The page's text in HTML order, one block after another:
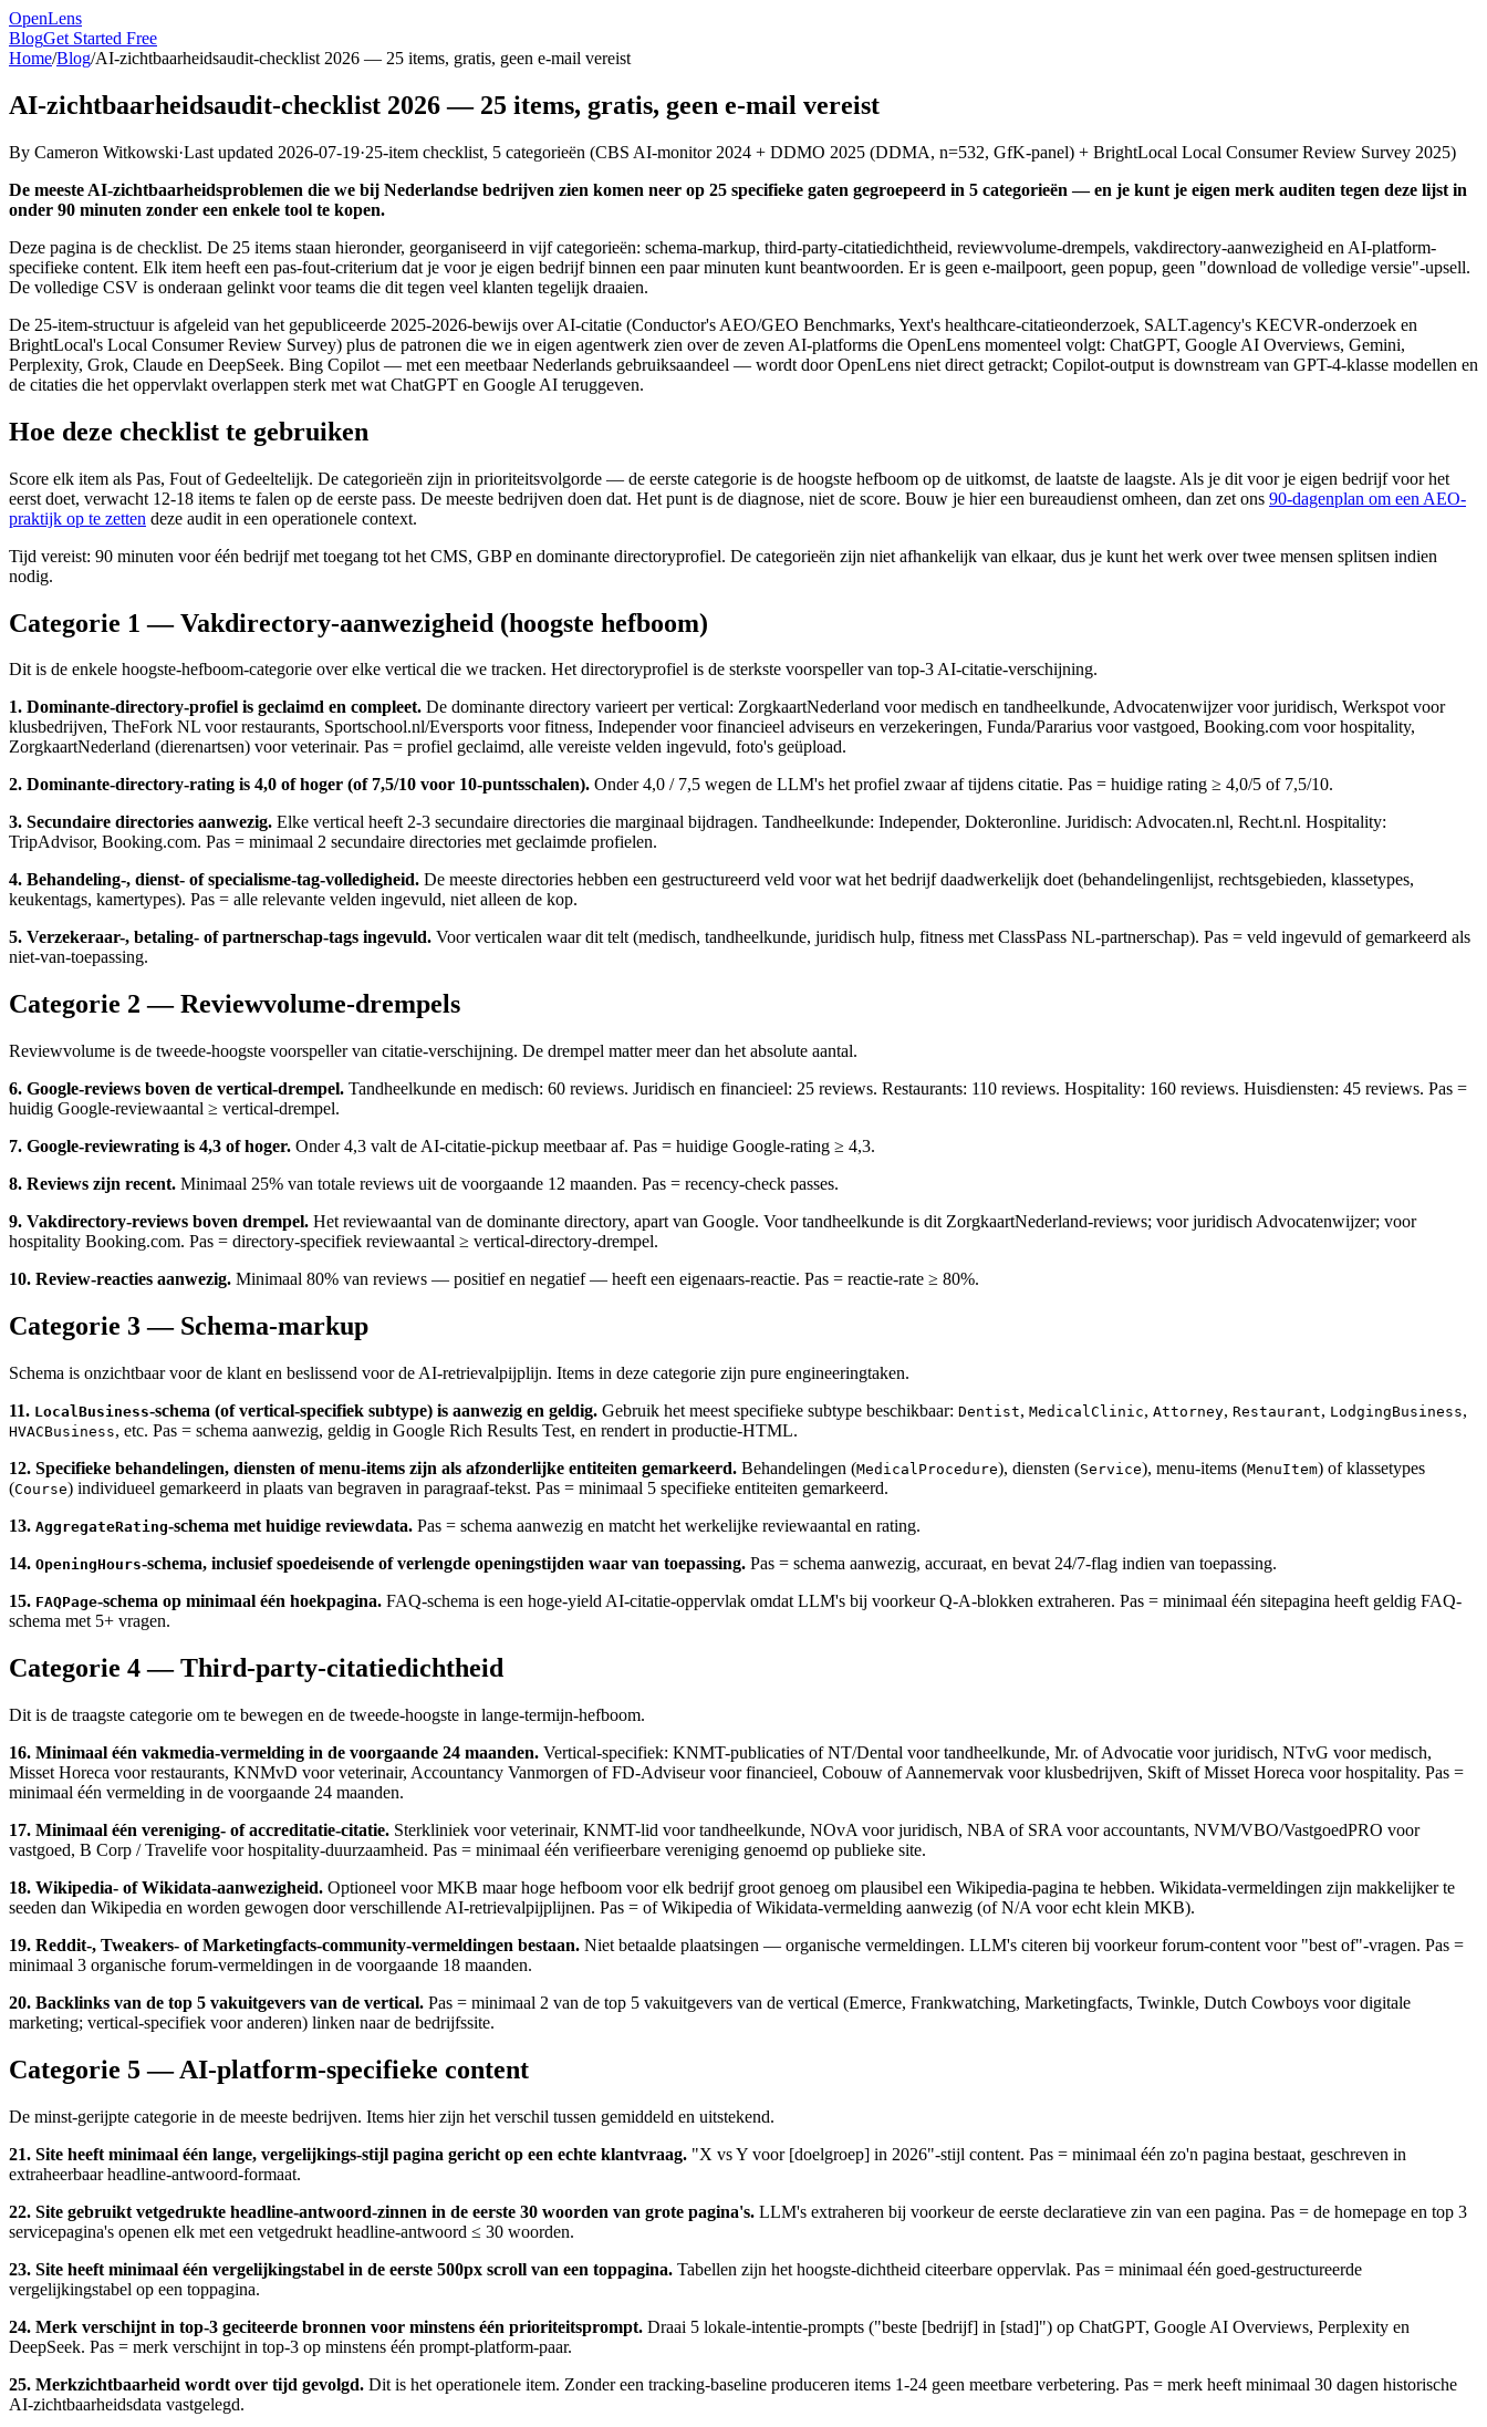
OpenLens
BlogGet Started Free
Home/Blog/AI-zichtbaarheidsaudit-checklist 2026 — 25 items, gratis, geen e-mail vereist
AI-zichtbaarheidsaudit-checklist 2026 — 25 items, gratis, geen e-mail vereist
By Cameron Witkowski·Last updated 2026-07-19·25-item checklist, 5 categorieën (CBS AI-monitor 2024 + DDMO 2025 (DDMA, n=532, GfK-panel) + BrightLocal Local Consumer Review Survey 2025)
De meeste AI-zichtbaarheidsproblemen die we bij Nederlandse bedrijven zien komen neer op 25 specifieke gaten gegroepeerd in 5 categorieën — en je kunt je eigen merk auditen tegen deze lijst in
onder 90 minuten zonder een enkele tool te kopen.
Deze pagina is de checklist. De 25 items staan hieronder, georganiseerd in vijf categorieën: schema-markup, third-party-citatiedichtheid, reviewvolume-drempels, vakdirectory-aanwezigheid en AI-platform-
specifieke content. Elk item heeft een pas-fout-criterium dat je voor je eigen bedrijf binnen een paar minuten kunt beantwoorden. Er is geen e-mailpoort, geen popup, geen "download de volledige versie"-upsell.
De volledige CSV is onderaan gelinkt voor teams die dit tegen veel klanten tegelijk draaien.
De 25-item-structuur is afgeleid van het gepubliceerde 2025-2026-bewijs over AI-citatie (Conductor's AEO/GEO Benchmarks, Yext's healthcare-citatieonderzoek, SALT.agency's KECVR-onderzoek en
BrightLocal's Local Consumer Review Survey) plus de patronen die we in eigen agentwerk zien over de zeven AI-platforms die OpenLens momenteel volgt: ChatGPT, Google AI Overviews, Gemini,
Perplexity, Grok, Claude en DeepSeek. Bing Copilot — met een meetbaar Nederlands gebruiksaandeel — wordt door OpenLens niet direct getrackt; Copilot-output is downstream van GPT-4-klasse modellen en
de citaties die het oppervlakt overlappen sterk met wat ChatGPT en Google AI teruggeven.
Hoe deze checklist te gebruiken
Score elk item als Pas, Fout of Gedeeltelijk. De categorieën zijn in prioriteitsvolgorde — de eerste categorie is de hoogste hefboom op de uitkomst, de laatste de laagste. Als je dit voor je eigen bedrijf voor het
eerst doet, verwacht 12-18 items te falen op de eerste pass. De meeste bedrijven doen dat. Het punt is de diagnose, niet de score. Bouw je hier een bureaudienst omheen, dan zet ons 90-dagenplan om een AEO-
praktijk op te zetten deze audit in een operationele context.
Tijd vereist: 90 minuten voor één bedrijf met toegang tot het CMS, GBP en dominante directoryprofiel. De categorieën zijn niet afhankelijk van elkaar, dus je kunt het werk over twee mensen splitsen indien
nodig.
Categorie 1 — Vakdirectory-aanwezigheid (hoogste hefboom)
Dit is de enkele hoogste-hefboom-categorie over elke vertical die we tracken. Het directoryprofiel is de sterkste voorspeller van top-3 AI-citatie-verschijning.
1. Dominante-directory-profiel is geclaimd en compleet. De dominante directory varieert per vertical: ZorgkaartNederland voor medisch en tandheelkunde, Advocatenwijzer voor juridisch, Werkspot voor
klusbedrijven, TheFork NL voor restaurants, Sportschool.nl/Eversports voor fitness, Independer voor financieel adviseurs en verzekeringen, Funda/Pararius voor vastgoed, Booking.com voor hospitality,
ZorgkaartNederland (dierenartsen) voor veterinair. Pas = profiel geclaimd, alle vereiste velden ingevuld, foto's geüpload.
2. Dominante-directory-rating is 4,0 of hoger (of 7,5/10 voor 10-puntsschalen). Onder 4,0 / 7,5 wegen de LLM's het profiel zwaar af tijdens citatie. Pas = huidige rating ≥ 4,0/5 of 7,5/10.
3. Secundaire directories aanwezig. Elke vertical heeft 2-3 secundaire directories die marginaal bijdragen. Tandheelkunde: Independer, Dokteronline. Juridisch: Advocaten.nl, Recht.nl. Hospitality:
TripAdvisor, Booking.com. Pas = minimaal 2 secundaire directories met geclaimde profielen.
4. Behandeling-, dienst- of specialisme-tag-volledigheid. De meeste directories hebben een gestructureerd veld voor wat het bedrijf daadwerkelijk doet (behandelingenlijst, rechtsgebieden, klassetypes,
keukentags, kamertypes). Pas = alle relevante velden ingevuld, niet alleen de kop.
5. Verzekeraar-, betaling- of partnerschap-tags ingevuld. Voor verticalen waar dit telt (medisch, tandheelkunde, juridisch hulp, fitness met ClassPass NL-partnerschap). Pas = veld ingevuld of gemarkeerd als
niet-van-toepassing.
Categorie 2 — Reviewvolume-drempels
Reviewvolume is de tweede-hoogste voorspeller van citatie-verschijning. De drempel matter meer dan het absolute aantal.
6. Google-reviews boven de vertical-drempel. Tandheelkunde en medisch: 60 reviews. Juridisch en financieel: 25 reviews. Restaurants: 110 reviews. Hospitality: 160 reviews. Huisdiensten: 45 reviews. Pas =
huidig Google-reviewaantal ≥ vertical-drempel.
7. Google-reviewrating is 4,3 of hoger. Onder 4,3 valt de AI-citatie-pickup meetbaar af. Pas = huidige Google-rating ≥ 4,3.
8. Reviews zijn recent. Minimaal 25% van totale reviews uit de voorgaande 12 maanden. Pas = recency-check passes.
9. Vakdirectory-reviews boven drempel. Het reviewaantal van de dominante directory, apart van Google. Voor tandheelkunde is dit ZorgkaartNederland-reviews; voor juridisch Advocatenwijzer; voor
hospitality Booking.com. Pas = directory-specifiek reviewaantal ≥ vertical-directory-drempel.
10. Review-reacties aanwezig. Minimaal 80% van reviews — positief en negatief — heeft een eigenaars-reactie. Pas = reactie-rate ≥ 80%.
Categorie 3 — Schema-markup
Schema is onzichtbaar voor de klant en beslissend voor de AI-retrievalpijplijn. Items in deze categorie zijn pure engineeringtaken.
11. LocalBusiness-schema (of vertical-specifiek subtype) is aanwezig en geldig. Gebruik het meest specifieke subtype beschikbaar: Dentist, MedicalClinic, Attorney, Restaurant, LodgingBusiness,
HVACBusiness, etc. Pas = schema aanwezig, geldig in Google Rich Results Test, en rendert in productie-HTML.
12. Specifieke behandelingen, diensten of menu-items zijn als afzonderlijke entiteiten gemarkeerd. Behandelingen (MedicalProcedure), diensten (Service), menu-items (MenuItem) of klassetypes
(Course) individueel gemarkeerd in plaats van begraven in paragraaf-tekst. Pas = minimaal 5 specifieke entiteiten gemarkeerd.
13. AggregateRating-schema met huidige reviewdata. Pas = schema aanwezig en matcht het werkelijke reviewaantal en rating.
14. OpeningHours-schema, inclusief spoedeisende of verlengde openingstijden waar van toepassing. Pas = schema aanwezig, accuraat, en bevat 24/7-flag indien van toepassing.
15. FAQPage-schema op minimaal één hoekpagina. FAQ-schema is een hoge-yield AI-citatie-oppervlak omdat LLM's bij voorkeur Q-A-blokken extraheren. Pas = minimaal één sitepagina heeft geldig FAQ-
schema met 5+ vragen.
Categorie 4 — Third-party-citatiedichtheid
Dit is de traagste categorie om te bewegen en de tweede-hoogste in lange-termijn-hefboom.
16. Minimaal één vakmedia-vermelding in de voorgaande 24 maanden. Vertical-specifiek: KNMT-publicaties of NT/Dental voor tandheelkunde, Mr. of Advocatie voor juridisch, NTvG voor medisch,
Misset Horeca voor restaurants, KNMvD voor veterinair, Accountancy Vanmorgen of FD-Adviseur voor financieel, Cobouw of Aannemervak voor klusbedrijven, Skift of Misset Horeca voor hospitality. Pas =
minimaal één vermelding in de voorgaande 24 maanden.
17. Minimaal één vereniging- of accreditatie-citatie. Sterkliniek voor veterinair, KNMT-lid voor tandheelkunde, NOvA voor juridisch, NBA of SRA voor accountants, NVM/VBO/VastgoedPRO voor
vastgoed, B Corp / Travelife voor hospitality-duurzaamheid. Pas = minimaal één verifieerbare vereniging genoemd op publieke site.
18. Wikipedia- of Wikidata-aanwezigheid. Optioneel voor MKB maar hoge hefboom voor elk bedrijf groot genoeg om plausibel een Wikipedia-pagina te hebben. Wikidata-vermeldingen zijn makkelijker te
seeden dan Wikipedia en worden gewogen door verschillende AI-retrievalpijplijnen. Pas = of Wikipedia of Wikidata-vermelding aanwezig (of N/A voor echt klein MKB).
19. Reddit-, Tweakers- of Marketingfacts-community-vermeldingen bestaan. Niet betaalde plaatsingen — organische vermeldingen. LLM's citeren bij voorkeur forum-content voor "best of"-vragen. Pas =
minimaal 3 organische forum-vermeldingen in de voorgaande 18 maanden.
20. Backlinks van de top 5 vakuitgevers van de vertical. Pas = minimaal 2 van de top 5 vakuitgevers van de vertical (Emerce, Frankwatching, Marketingfacts, Twinkle, Dutch Cowboys voor digitale
marketing; vertical-specifiek voor anderen) linken naar de bedrijfssite.
Categorie 5 — AI-platform-specifieke content
De minst-gerijpte categorie in de meeste bedrijven. Items hier zijn het verschil tussen gemiddeld en uitstekend.
21. Site heeft minimaal één lange, vergelijkings-stijl pagina gericht op een echte klantvraag. "X vs Y voor [doelgroep] in 2026"-stijl content. Pas = minimaal één zo'n pagina bestaat, geschreven in
extraheerbaar headline-antwoord-formaat.
22. Site gebruikt vetgedrukte headline-antwoord-zinnen in de eerste 30 woorden van grote pagina's. LLM's extraheren bij voorkeur de eerste declaratieve zin van een pagina. Pas = de homepage en top 3
servicepagina's openen elk met een vetgedrukt headline-antwoord ≤ 30 woorden.
23. Site heeft minimaal één vergelijkingstabel in de eerste 500px scroll van een toppagina. Tabellen zijn het hoogste-dichtheid citeerbare oppervlak. Pas = minimaal één goed-gestructureerde
vergelijkingstabel op een toppagina.
24. Merk verschijnt in top-3 geciteerde bronnen voor minstens één prioriteitsprompt. Draai 5 lokale-intentie-prompts ("beste [bedrijf] in [stad]") op ChatGPT, Google AI Overviews, Perplexity en
DeepSeek. Pas = merk verschijnt in top-3 op minstens één prompt-platform-paar.
25. Merkzichtbaarheid wordt over tijd gevolgd. Dit is het operationele item. Zonder een tracking-baseline produceren items 1-24 geen meetbare verbetering. Pas = merk heeft minimaal 30 dagen historische
AI-zichtbaarheidsdata vastgelegd.